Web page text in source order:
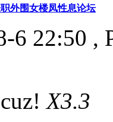
外围女楼凤性息论坛
6 22:50 ,
X3.3